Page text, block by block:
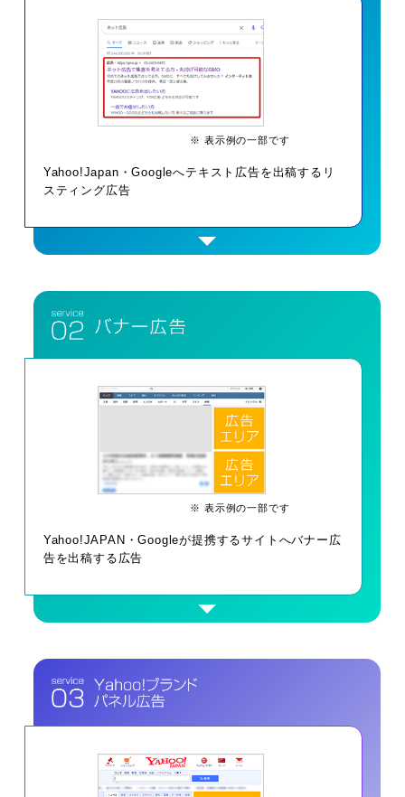
※ 表示例の一部です
Yahoo!Japan・Googleへテキスト広告を出稿するリ
スティング広告
※ 表示例の一部です
Yahoo!JAPAN・Googleが提携するサイトへバナー広
告を出稿する広告